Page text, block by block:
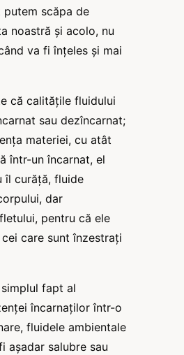
scăpa de
noastră și acolo, nu
va fi înțeles și mai
că calitățile fluidului
sau dezîncarnat;
materiei, cu atât
într-un încarnat, el
îl curăță, fluide
dar
pentru că ele
care sunt înzestrați
simplul fapt al
încarnaților într-o
fluidele ambientale
așadar salubre sau